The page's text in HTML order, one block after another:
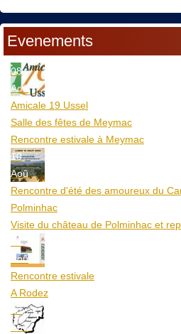
Evenements
08
Aoû
Amicale 19 Ussel
Salle des fêtes de Meymac
Rencontre estivale à Meymac
10
Aoû
Rencontre d'été des amoureux du
Polminhac
Visite du château de Polminhac et
12
Aoû
Rencontre estivale
A Rodez
23
Aoû